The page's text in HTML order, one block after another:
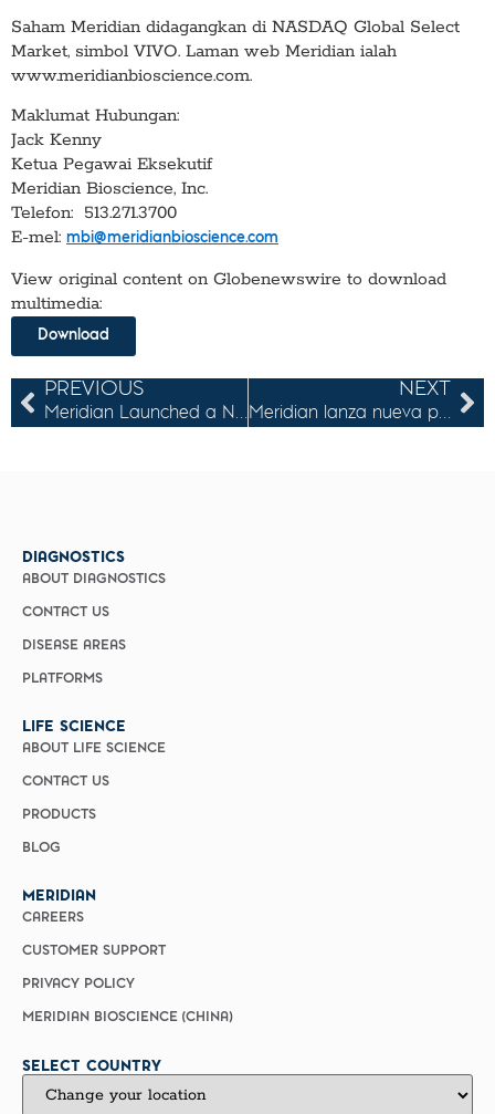
Saham Meridian didagangkan di NASDAQ Global Select
Market, simbol VIVO. Laman web Meridian ialah
www.meridianbioscience.com.
Maklumat Hubungan:
Jack Kenny
Ketua Pegawai Eksekutif
Meridian Bioscience, Inc.
Telefon: 513.271.3700
E-mel: mbi@meridianbioscience.com
View original content on Globenewswire to download
multimedia:
Download
PREVIOUS
Meridian Launched a New High-Fidelity Polymerase to Offer Robust Amplification for NGS and PCR Applications
NEXT
Meridian lanza nueva polimerasa de alta fidelidad para ofrecer amplificación robusta para aplicaciones NGS y PCR
DIAGNOSTICS
ABOUT DIAGNOSTICS
CONTACT US
DISEASE AREAS
PLATFORMS
LIFE SCIENCE
ABOUT LIFE SCIENCE
CONTACT US
PRODUCTS
BLOG
MERIDIAN
CAREERS
CUSTOMER SUPPORT
PRIVACY POLICY
MERIDIAN BIOSCIENCE (CHINA)
SELECT COUNTRY